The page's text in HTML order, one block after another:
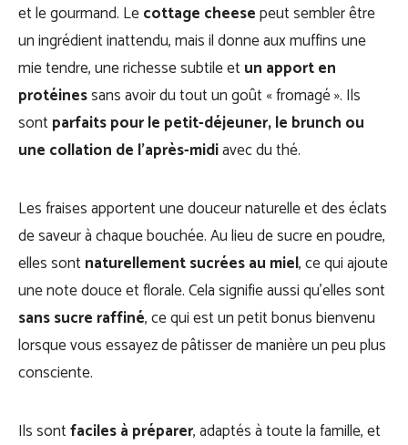
et le gourmand. Lecottage cheesepeut sembler être
un ingrédient inattendu, mais il donne aux muffins une
mie tendre, une richesse subtile etun apport en
protéinessans avoir du tout un goût « fromagé ». Ils
sontparfaits pour le petit-déjeuner, le brunch ou
une collation de l’après-midiavec du thé.
Les fraises apportent une douceur naturelle et des éclats
de saveur à chaque bouchée. Au lieu de sucre en poudre,
elles sontnaturellement sucrées au miel, ce qui ajoute
une note douce et florale. Cela signifie aussi qu’elles sont
sans sucre raffiné, ce qui est un petit bonus bienvenu
lorsque vous essayez de pâtisser de manière un peu plus
consciente.
Ils sontfaciles à préparer, adaptés à toute la famille, et